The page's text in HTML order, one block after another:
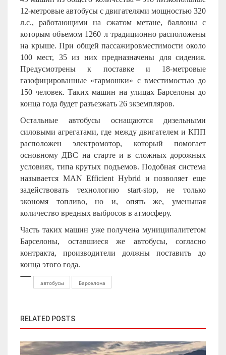
12-метровые автобусы с двигателями мощностью 320
л.с., работающими на сжатом метане, баллоны с
которым объемом 1260 л традиционно расположены
на крыше. При общей пассажировместимости около
100 мест, 35 из них предназначены для сидения.
Предусмотрены к поставке и 18-метровые
газофицированные «гармошки» с вместимостью до
150 человек. Таких машин на улицах Барселоны до
конца года будет разъезжать 26 экземпляров.
Остальные автобусы оснащаются дизельными
силовыми агрегатами, где между двигателем и КПП
расположен электромотор, который помогает
основному ДВС на старте и в сложных дорожных
условиях, типа крутых подъемов. Подобная система
называется MAN Efficient Hybrid и позволяет еще
задействовать технологию start-stop, не только
экономя топливо, но и, опять же, уменьшая
количество вредных выбросов в атмосферу.
Часть таких машин уже получена муниципалитетом
Барселоны, оставшиеся же автобусы, согласно
контракта, производители должны поставить до
конца этого года.
автобусы Барселона
RELATED POSTS